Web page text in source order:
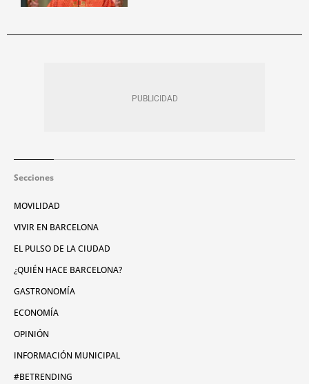
Secciones
MOVILIDAD
VIVIR EN BARCELONA
EL PULSO DE LA CIUDAD
¿QUIÉN HACE BARCELONA?
GASTRONOMÍA
ECONOMÍA
OPINIÓN
INFORMACIÓN MUNICIPAL
#BETRENDING